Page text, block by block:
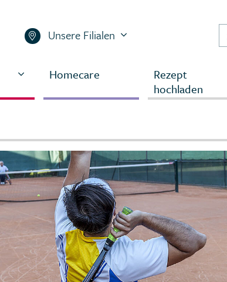
Unsere Filialen
Homecare
Rezept
hochladen